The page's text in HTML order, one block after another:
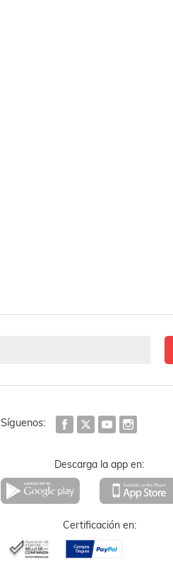
Síguenos:
Descarga la app en:
Certificación en: